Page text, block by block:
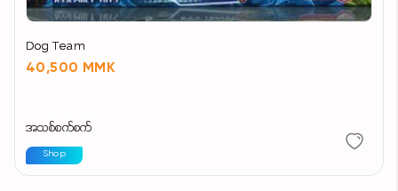
Dog Team
40,500 MMK
အသစ်စက်စက်
Shop